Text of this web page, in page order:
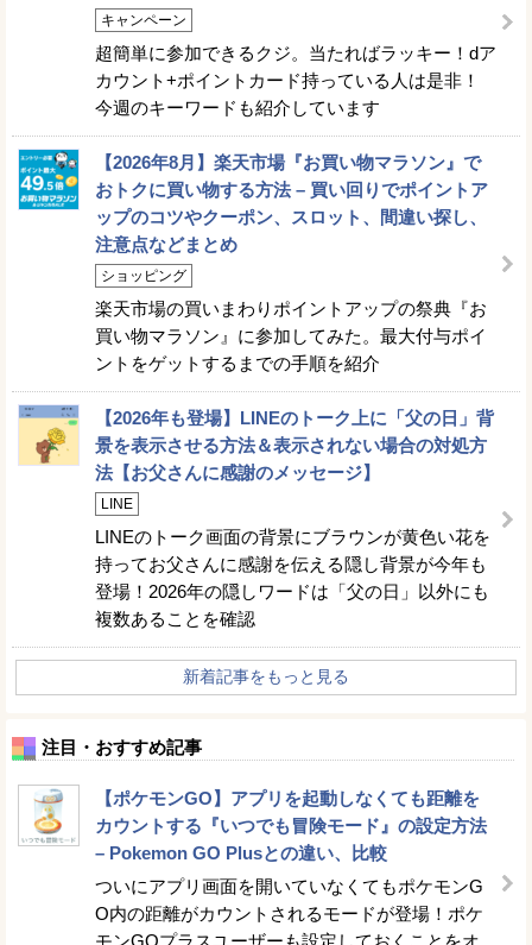
キャンペーン
超簡単に参加できるクジ。当たればラッキー！dア
カウント+ポイントカード持っている人は是非！
今週のキーワードも紹介しています
【2026年8月】楽天市場『お買い物マラソン』で
おトクに買い物する方法 – 買い回りでポイントア
ップのコツやクーポン、スロット、間違い探し、
注意点などまとめ
ショッピング
楽天市場の買いまわりポイントアップの祭典『お
買い物マラソン』に参加してみた。最大付与ポイ
ントをゲットするまでの手順を紹介
【2026年も登場】LINEのトーク上に「父の日」背
景を表示させる方法＆表示されない場合の対処方
法【お父さんに感謝のメッセージ】
LINE
LINEのトーク画面の背景にブラウンが黄色い花を
持ってお父さんに感謝を伝える隠し背景が今年も
登場！2026年の隠しワードは「父の日」以外にも
複数あることを確認
新着記事をもっと見る
注目・おすすめ記事
【ポケモンGO】アプリを起動しなくても距離を
カウントする『いつでも冒険モード』の設定方法
– Pokemon GO Plusとの違い、比較
ついにアプリ画面を開いていなくてもポケモンG
O内の距離がカウントされるモードが登場！ポケ
モンGOプラスユーザーも設定しておくことをオ